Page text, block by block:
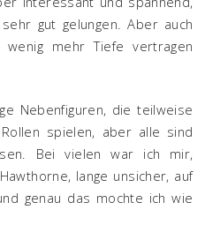
gut gelungen. Aber auch
mehr Tiefe vertragen
Nebenfiguren, die teilweise
spielen, aber alle sind
Bei vielen war ich mir,
lange unsicher, auf
genau das mochte ich wie